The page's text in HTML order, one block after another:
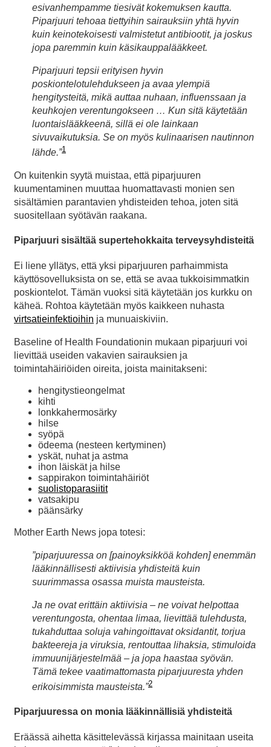
esivanhempamme tiesivät kokemuksen kautta.
Piparjuuri tehoaa tiettyihin sairauksiin yhtä hyvin
kuin keinotekoisesti valmistetut antibiootit, ja joskus
jopa paremmin kuin käsikauppalääkkeet.
Piparjuuri tepsii erityisen hyvin
poskiontelotulehdukseen ja avaa ylempiä
hengitysteitä, mikä auttaa nuhaan, influenssaan ja
keuhkojen verentungokseen … Kun sitä käytetään
luontaislääkkeenä, sillä ei ole lainkaan
sivuvaikutuksia. Se on myös kulinaarisen nautinnon
lähde.”1
On kuitenkin syytä muistaa, että piparjuuren
kuumentaminen muuttaa huomattavasti monien sen
sisältämien parantavien yhdisteiden tehoa, joten sitä
suositellaan syötävän raakana.
Piparjuuri sisältää supertehokkaita terveysyhdisteitä
Ei liene yllätys, että yksi piparjuuren parhaimmista
käyttösovelluksista on se, että se avaa tukkoisimmatkin
poskiontelot. Tämän vuoksi sitä käytetään jos kurkku on
käheä. Rohtoa käytetään myös kaikkeen nuhasta
virtsatieinfektioihin ja munuaiskiviin.
Baseline of Health Foundationin mukaan piparjuuri voi
lievittää useiden vakavien sairauksien ja
toimintahäiriöiden oireita, joista mainitakseni:
hengitystieongelmat
kihti
lonkkahermosärky
hilse
syöpä
ödeema (nesteen kertyminen)
yskät, nuhat ja astma
ihon läiskät ja hilse
sappirakon toimintahäiriöt
suolistoparasiitit
vatsakipu
päänsärky
Mother Earth News jopa totesi:
”piparjuuressa on [painoyksikköä kohden] enemmän
lääkinnällisesti aktiivisia yhdisteitä kuin
suurimmassa osassa muista mausteista.
Ja ne ovat erittäin aktiivisia – ne voivat helpottaa
verentungosta, ohentaa limaa, lievittää tulehdusta,
tukahduttaa soluja vahingoittavat oksidantit, torjua
bakteereja ja viruksia, rentouttaa lihaksia, stimuloida
immuunijärjestelmää – ja jopa haastaa syövän.
Tämä tekee vaatimattomasta piparjuuresta yhden
erikoisimmista mausteista.”2
Piparjuuressa on monia lääkinnällisiä yhdisteitä
Eräässä aihetta käsittelevässä kirjassa mainitaan useita